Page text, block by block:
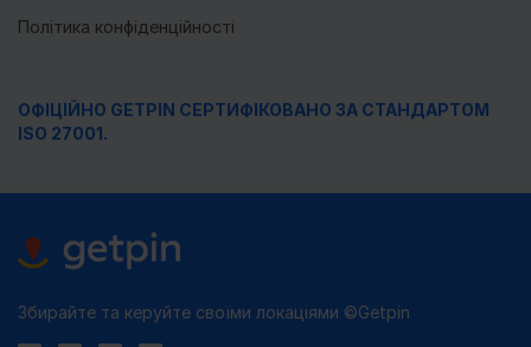
Політика конфіденційності
ОФІЦІЙНО GETPIN СЕРТИФІКОВАНО ЗА СТАНДАРТОМ
ISO 27001.
Збирайте та керуйте своїми локаціями ©Getpin